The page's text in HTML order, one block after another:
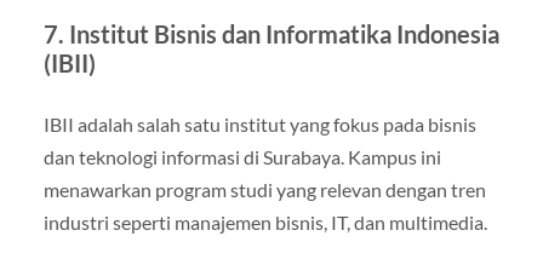
7. Institut Bisnis dan Informatika Indonesia
(IBII)
IBII adalah salah satu institut yang fokus pada bisnis
dan teknologi informasi di Surabaya. Kampus ini
menawarkan program studi yang relevan dengan tren
industri seperti manajemen bisnis, IT, dan multimedia.